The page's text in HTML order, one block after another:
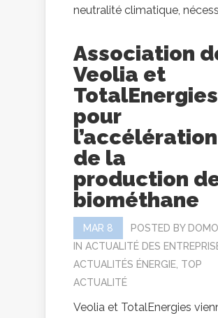
neutralité climatique,
Association
Veolia et
TotalEnergies
pour
l’accélération
de la
production
biométhane
MAR 8 POSTED BY
IN ACTUALITÉ DES
ACTUALITÉS ÉNERGIE TOP
ACTUALITÉ
Veolia et TotalEnergies